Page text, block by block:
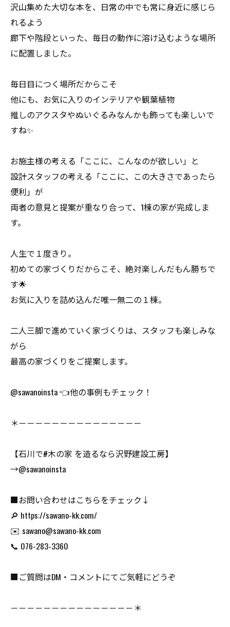
沢山集めた大切な本を、日常の中でも常に身近に感じら
れるよう
廊下や階段といった、毎日の動作に溶け込むような場所
に配置しました。
毎日目につく場所だからこそ
他にも、お気に入りのインテリアや観葉植物
推しのアクスタやぬいぐるみなんかも飾っても楽しいで
すね✨
お施主様の考える「ここに、こんなのが欲しい」と
設計スタッフの考える「ここに、この大きさであったら
便利」が
両者の意見と提案が重なり合って、1棟の家が完成しま
す。
人生で１度きり。
初めての家づくりだからこそ、絶対楽しんだもん勝ちで
す🌟
お気に入りを詰め込んだ唯一無二の１棟。
二人三脚で進めていく家づくりは、スタッフも楽しみな
がら
最高の家づくりをご提案します。
@sawanoinsta 👈他の事例もチェック！
＊－－－－－－－－－－－－－－－
【石川で#木の家 を造るなら沢野建設工房】
→@sawanoinsta
■お問い合わせはこちらをチェック↓
🔎 https://sawano-kk.com/
✉️ sawano@sawano-kk.com
📞 076-283-3360
■ご質問はDM・コメントにてご気軽にどうぞ
－－－－－－－－－－－－－－－＊